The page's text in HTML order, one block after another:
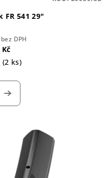
FR 541 29"
DPH
(2 ks)